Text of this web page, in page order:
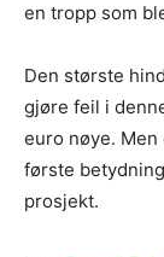
en tropp som
Den største
gjøre feil i
euro nøye.
første
prosjekt.